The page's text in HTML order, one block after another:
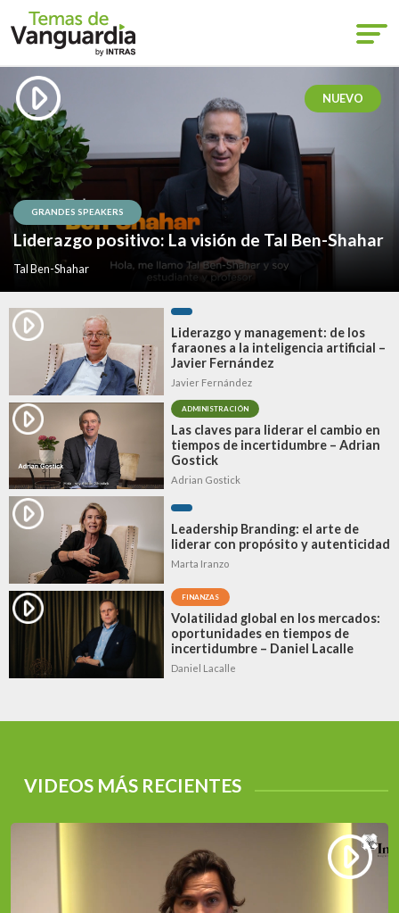
NUEVO
GRANDES SPEAKERS
Liderazgo positivo: La visión de Tal Ben-Shahar
Tal Ben-Shahar
Liderazgo y management: de los
faraones a la inteligencia artificial –
Javier Fernández
Javier Fernández
ADMINISTRACIÓN
Las claves para liderar el cambio en
tiempos de incertidumbre – Adrian
Gostick
Adrian Gostick
Leadership Branding: el arte de
liderar con propósito y autenticidad
Marta Iranzo
FINANZAS
Volatilidad global en los mercados:
oportunidades en tiempos de
incertidumbre – Daniel Lacalle
Daniel Lacalle
VIDEOS MÁS RECIENTES